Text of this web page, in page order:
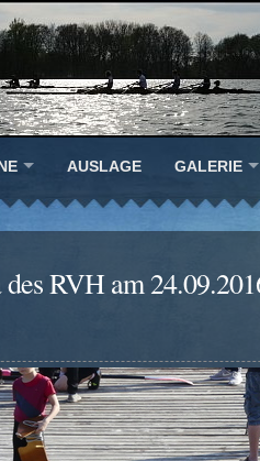
AUSLAGE GALERIE
RVH am